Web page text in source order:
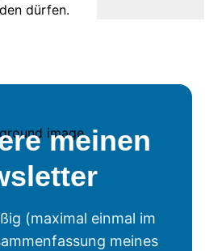
dürfen.
meinen
(maximal einmal im
meines